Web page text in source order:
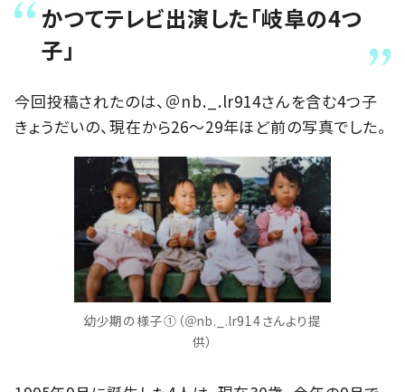
かつてテレビ出演した「岐阜の4つ
子」
今回投稿されたのは、＠nb._.lr914さんを含む4つ子
きょうだいの、現在から26〜29年ほど前の写真でした。
幼少期の様子①（＠nb._.lr914さんより提
供）